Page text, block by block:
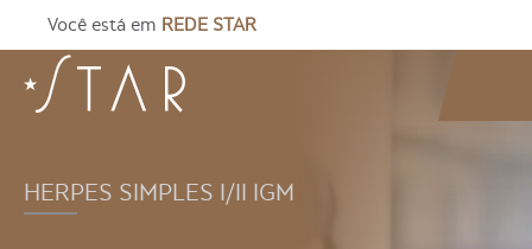
Você está em REDE STAR
HERPES SIMPLES I/II IGM